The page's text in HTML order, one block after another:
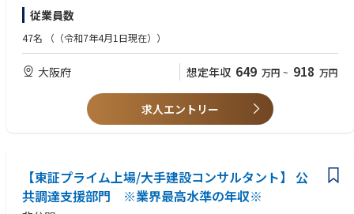
【歓迎】
・機械器具設置工事、プラント設備工事に付随する電気工事の施工管理経
・1級電気工事施工管理技士 尚可
従業員数
47名 （（令和7年4月1日現在））
大阪府 想定年収 649 万円 ~ 918 万円
求人エントリー
【東証プライム上場/大手建設コンサルタント】 公
共調達支援部門 ※業界最高水準の年収※